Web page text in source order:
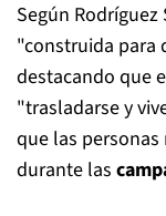
Según
"construida para
destacando que
"trasladarse y
que las
durante las